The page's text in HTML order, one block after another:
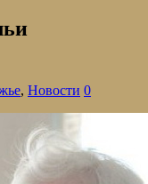
, Новости 0